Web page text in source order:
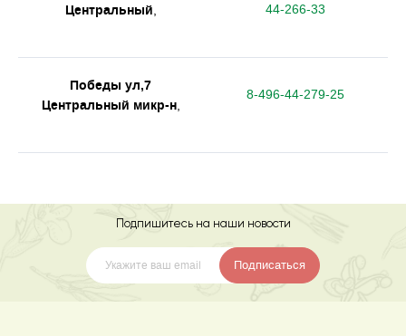
Центральный,
44-266-33
Победы ул,7
Центральный микр-н,
8-496-44-279-25
Подпишитесь на наши новости
Подписаться